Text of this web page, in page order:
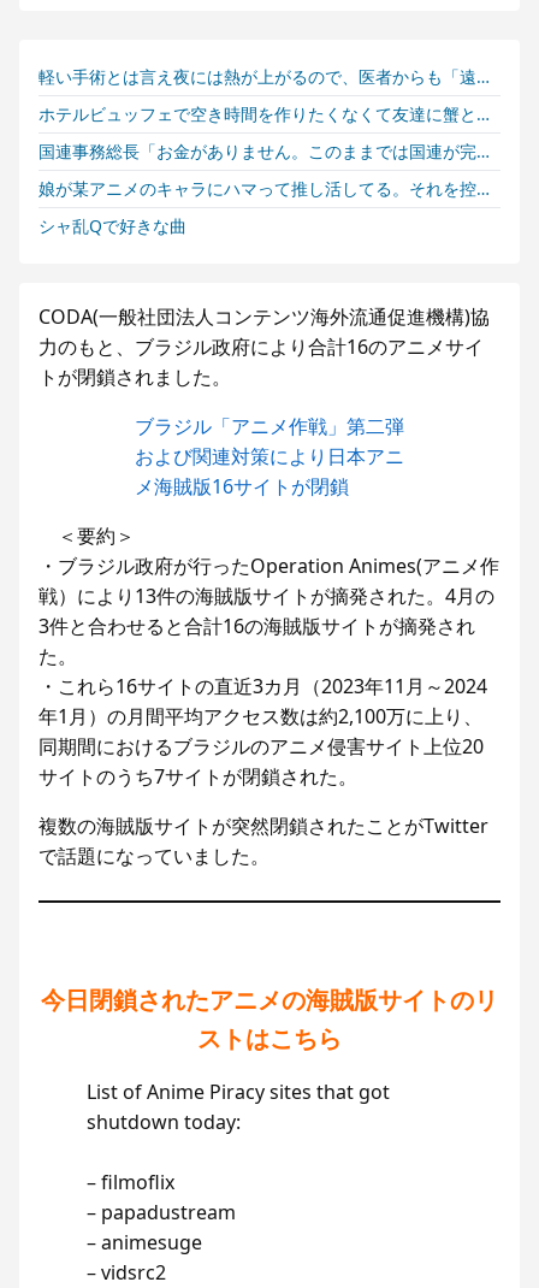
海外「さすが日本！」日本とドイツの仕事効率の差が分かる数字に海外が大騒ぎ
外国人「俺達が見かけたヤバすぎる髪型を集めてみたｗｗｗｗ」
【インド】バーガーを食べる罪【ポーランドボール】
韓国人「欧州メディアがロンドン五輪銅メダルはく奪の可能性を報道！韓国が外国人審判団に不適切接待をした疑い」
海外「”京都の鳥”は良いぞ」小規模だけどお勧めな日本の観光名所／お店に対する海外の反応
軽い手術とは言え夜には熱が上がるので、医者からも「遠出は無理です」と言われてる私。トメにそのことを伝えているのに…
ホテルビュッフェで空き時間を作りたくなくて友達に蟹と海老を取ってきてと頼んだ。しかし「食べたいなら自分で行きなよ」と断られて…
国連事務総長「お金がありません。このままでは国連が完全崩壊します。助けて下さい」
娘が某アニメのキャラにハマって推し活してる。それを控えさせた方がいいのか塾の人に相談したら...
シャ乱Qで好きな曲
CODA(一般社団法人コンテンツ海外流通促進機構)協
力のもと、ブラジル政府により合計16のアニメサイ
トが閉鎖されました。
ブラジル「アニメ作戦」第二弾
および関連対策により日本アニ
メ海賊版16サイトが閉鎖
＜要約＞
・ブラジル政府が行ったOperation Animes(アニメ作
戦）により13件の海賊版サイトが摘発された。4月の
3件と合わせると合計16の海賊版サイトが摘発され
た。
・これら16サイトの直近3カ月（2023年11月～2024
年1月）の月間平均アクセス数は約2,100万に上り、
同期間におけるブラジルのアニメ侵害サイト上位20
サイトのうち7サイトが閉鎖された。
複数の海賊版サイトが突然閉鎖されたことがTwitter
で話題になっていました。
今日閉鎖されたアニメの海賊版サイトのリ
ストはこちら
List of Anime Piracy sites that got
shutdown today:
– filmoflix
– papadustream
– animesuge
– vidsrc2